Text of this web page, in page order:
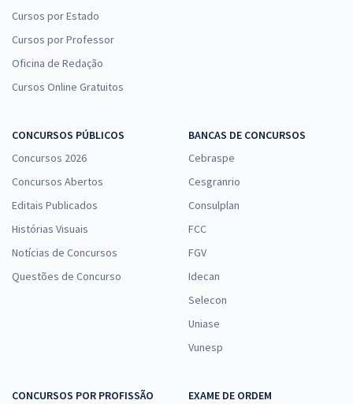
Cursos por Estado
Cursos por Professor
Oficina de Redação
Cursos Online Gratuitos
CONCURSOS PÚBLICOS
Concursos 2026
Concursos Abertos
Editais Publicados
Histórias Visuais
Notícias de Concursos
Questões de Concurso
BANCAS DE CONCURSOS
Cebraspe
Cesgranrio
Consulplan
FCC
FGV
Idecan
Selecon
Uniase
Vunesp
CONCURSOS POR PROFISSÃO EXAME DE ORDEM